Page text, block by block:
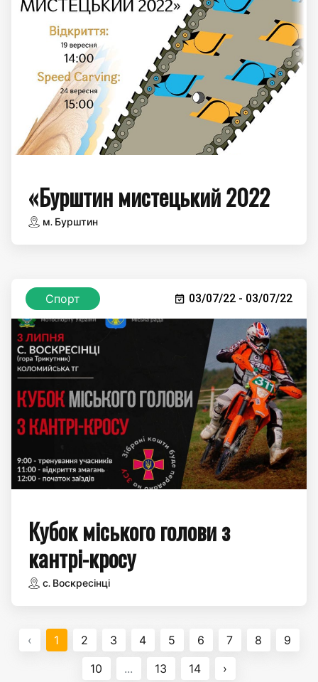
«Бурштин мистецький 2022
м. Бурштин
Спорт 03/07/22 - 03/07/22
Кубок міського голови з
кантрі-кросу
с. Воскресінці
‹ 1 2 3 4 5 6 7 8
9
10
... 13 14 ›